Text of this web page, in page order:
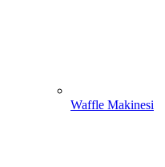
Waffle Makinesi